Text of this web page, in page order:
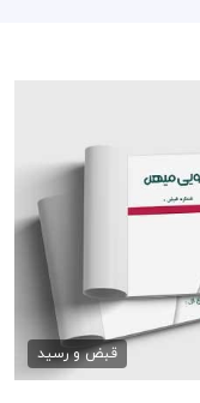
قبض و رسید